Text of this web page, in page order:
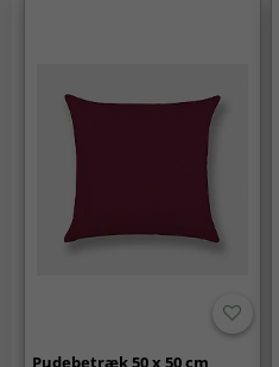
Pudebetræk 50 x 50 cm